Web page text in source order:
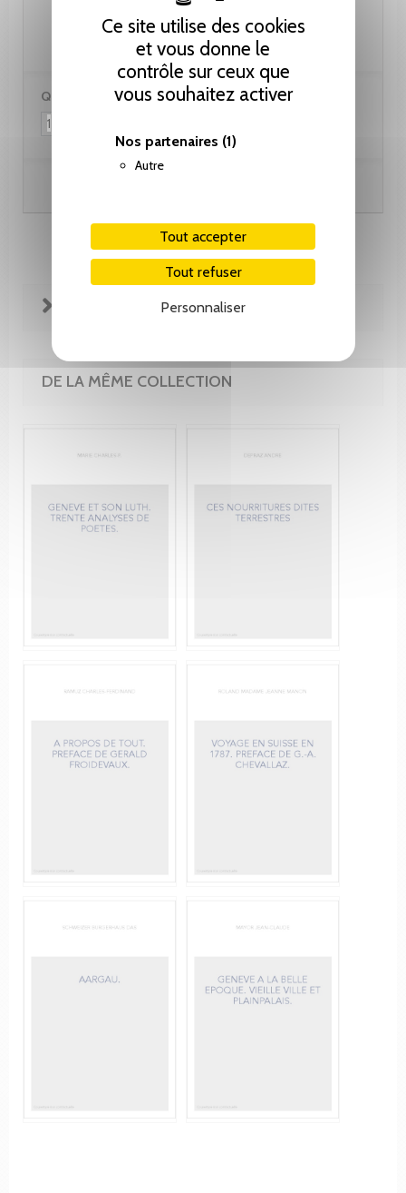
Ce site utilise des cookies
et vous donne le
contrôle sur ceux que
vous souhaitez activer
Nos partenaires (1)
Autre
Tout accepter
Tout refuser
Personnaliser
60.00 CHF
Quantité :
FICHE TECHNIQUE
DE LA MÊME COLLECTION